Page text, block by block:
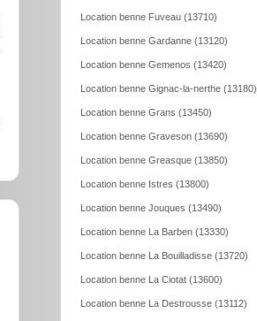
Location benne Fuveau (13710)
Location benne Gardanne (13120)
Location benne Gemenos (13420)
Location benne Gignac-la-nerthe (13180)
Location benne Grans (13450)
Location benne Graveson (13690)
Location benne Greasque (13850)
Location benne Istres (13800)
Location benne Jouques (13490)
Location benne La Barben (13330)
Location benne La Bouilladisse (13720)
Location benne La Ciotat (13600)
Location benne La Destrousse (13112)